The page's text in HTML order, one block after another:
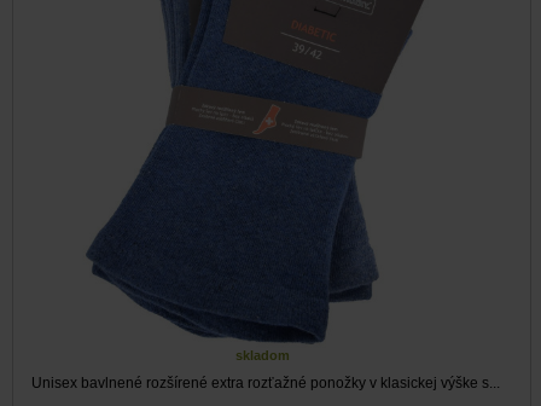
skladom
Unisex bavlnené rozšírené extra rozťažné ponožky v klasickej výške s...